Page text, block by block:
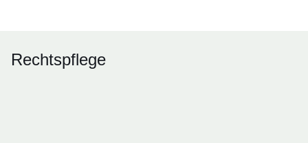
Rechtspflege